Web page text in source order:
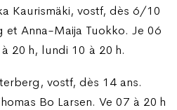
Kaurismäki, vostf, dès 6/10
et Anna-Maija Tuokko. Je 06
20 h, lundi 10 à 20 h.
vostf, dès 14 ans.
Bo Larsen. Ve 07 à 20 h